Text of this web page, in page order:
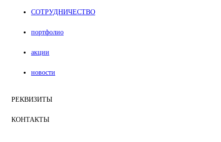
СОТРУДНИЧЕСТВО
портфолио
акции
новости
РЕКВИЗИТЫ
КОНТАКТЫ